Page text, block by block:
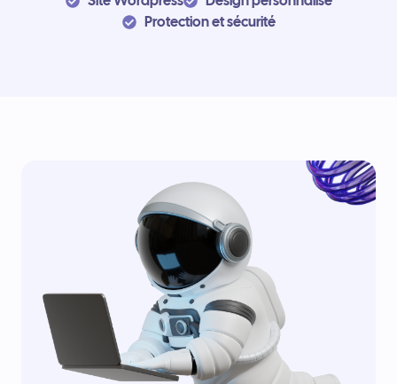
Protection et sécurité